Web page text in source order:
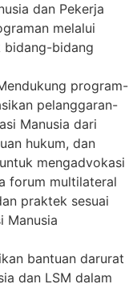
dan Pekerja
melalui
bidang-bidang
program-
pelanggaran-
Manusia dari
hukum, dan
mengadvokasi
forum multilateral
praktek sesuai
Manusia
bantuan darurat
dan LSM dalam